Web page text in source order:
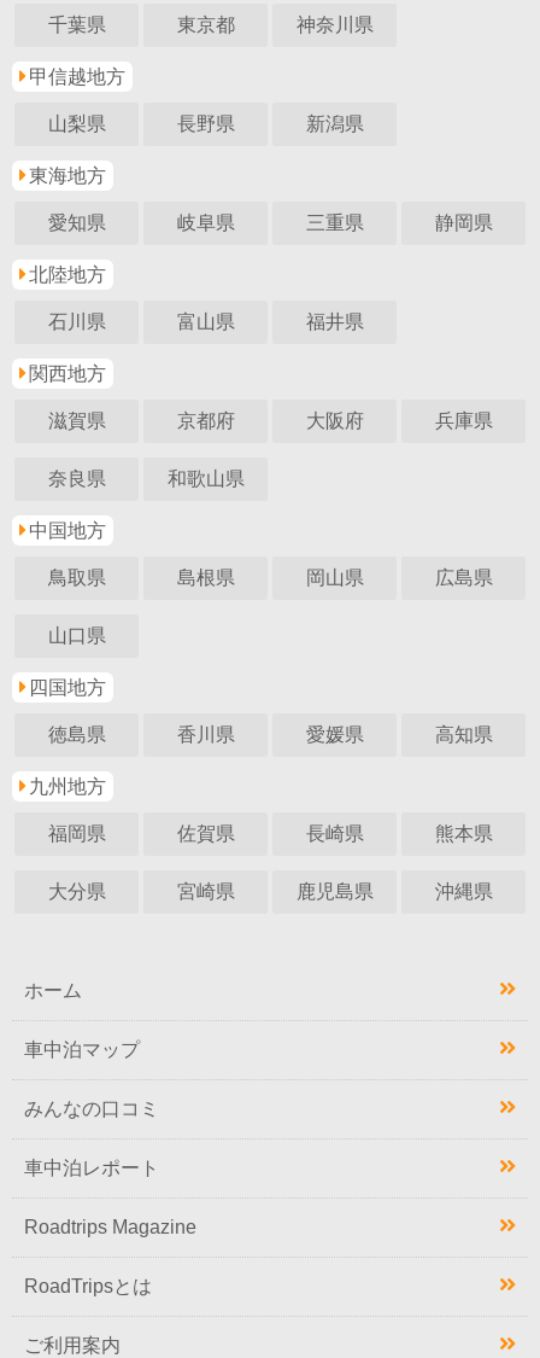
千葉県 東京都 神奈川県
甲信越地方
山梨県 長野県 新潟県
東海地方
愛知県 岐阜県 三重県 静岡県
北陸地方
石川県 富山県 福井県
関西地方
滋賀県 京都府 大阪府 兵庫県
奈良県 和歌山県
中国地方
鳥取県 島根県 岡山県 広島県
山口県
四国地方
徳島県 香川県 愛媛県 高知県
九州地方
福岡県 佐賀県 長崎県 熊本県
大分県 宮崎県 鹿児島県 沖縄県
ホーム
車中泊マップ
みんなの口コミ
車中泊レポート
Roadtrips Magazine
RoadTripsとは
ご利用案内